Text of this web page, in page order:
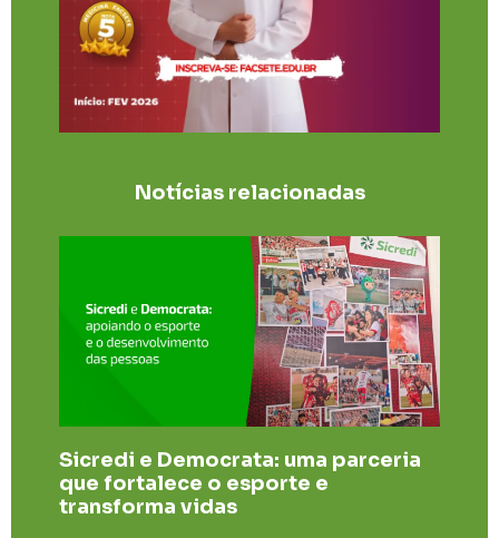
Notícias relacionadas
Sicredi e Democrata: uma parceria
que fortalece o esporte e
transforma vidas